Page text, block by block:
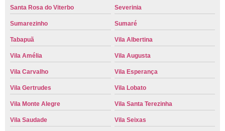
Santa Rosa do Viterbo Severinia
Sumarezinho Sumaré
Tabapuã Vila Albertina
Vila Amélia Vila Augusta
Vila Carvalho Vila Esperança
Vila Gertrudes Vila Lobato
Vila Monte Alegre Vila Santa Terezinha
Vila Saudade Vila Seixas